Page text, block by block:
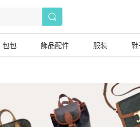
包包 飾品配件 服裝 鞋